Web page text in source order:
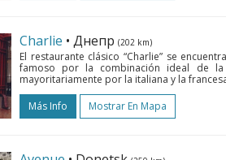
Charlie • Днепр (202 km)
El restaurante clásico “Charlie” se
famoso por la combinación ideal de la
mayoritariamente por la italiana y la
Más Info
Mostrar En Mapa